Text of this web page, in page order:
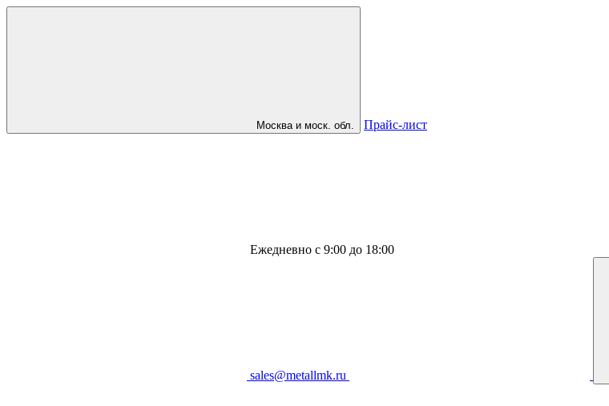
Москва и моск. обл. Прайс-лист
Ежедневно с 9:00 до 18:00
sales@metallmk.ru